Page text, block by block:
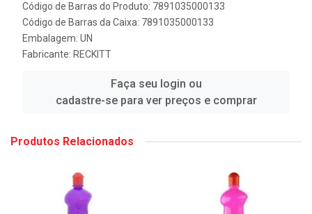
Código de Barras do Produto: 7891035000133
Código de Barras da Caixa: 7891035000133
Embalagem: UN
Fabricante: RECKITT
Faça seu login ou
cadastre-se para ver preços e comprar
Produtos Relacionados